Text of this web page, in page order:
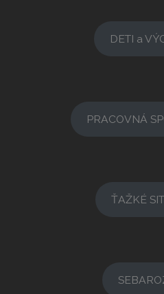
DETI a
PRACOVNÁ
ŤAŽKÉ